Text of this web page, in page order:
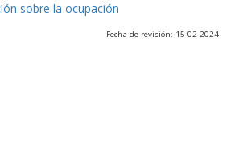
sobre la ocupación
Fecha de revisión: 15-02-2024